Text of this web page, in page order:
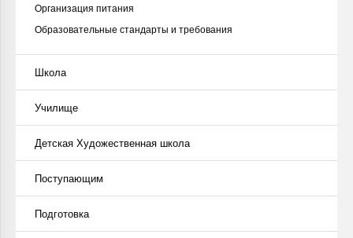
Организация питания
Образовательные стандарты и требования
Школа
Училище
Детская Художественная школа
Поступающим
Подготовка